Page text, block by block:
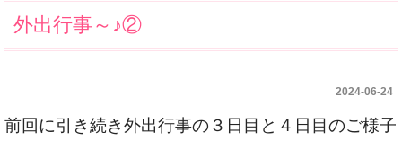
外出行事～♪②
2024-06-24
前回に引き続き外出行事の３日目と４日目のご様子